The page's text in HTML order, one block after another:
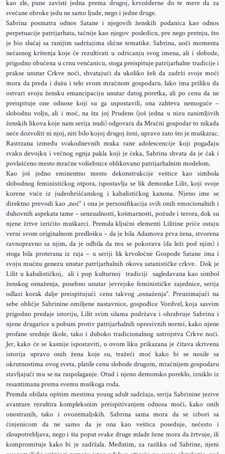
kao zle, pune zavisti jedna prema drugoj, krvožderne do te mere da za
svečane obroke jedu ne samo ljude, nego i jedne druge.
Sabrina posmatra odnos Satane i njegovih ženskih podanica kao odnos
perpetuacije patrijarhata, tačnije kao njegov posledicu, pre nego pretnju, što
je bio slučaj sa ranijim sadržajima slične tematike. Sabrina, uoči momenta
nečasnog krštenja koje će rezultirati u odricanju svog imena, ali i slobode,
prigodno obučena u crnu venčanicu, stoga preispituje patrijarhalne tradicije i
prakse unutar Crkve noći, shvatajući da ukoliko želi da zadrži svoje moći
mora da preda i dušu i telo svom mračnom gospodaru. Iako ima priliku da
ostvari svoju žensku emancipaciju unutar datog poretka, ali po cenu da ne
preispituje one odnose koji su ga uspostavili, ona zahteva nemoguće –
slobodnu volju, ali i moć, na šta joj Prudens (još jedna u nizu zanimljivih
ženskih likova koje nam serija nudi) odgovara da Mračni gospodar to nikada
neće dozvoliti ni njoj, niti bilo kojoj drugoj ženi, upravo zato što je muškarac.
Rastrzana između svakodnevnih muka rane adolescencije koji pogađaju
svaku devojku i večnog ognja pakla koji je čeka, Sabrina shvata da je čak i
povlašćeno mesto mračne volšebnice oblikovano patrijarhalnim modelom.
Kao još jedno eminentno mesto dekonstrukcije veštice kao simbola
slobodnog feminističkog otpora, ispostavlja se lik demonke Lilit, koji svoje
korene vuče iz judeohrišćanskog i kabalističkog kanona. Njeno ime se
direktno prevodi kao „noć“ i ona je personifikacija svih onih emocionalnih i
duhovnih aspekata tame – senzualnosti, košmarnosti, požude i terora, dok su
njene žrtve izričito muškarci. Premda ključni elementi Lilitine priče ostaju
verni svom originalnom predlošku – da je bila Adamova prva žena, stvorena
ravnopravno sa njim, da je odbila da mu se pokorava (da leži pod njim) i
stoga bila proterana iz raja – u seriji lik krvoločne Gospođe Satane ima i
svoju mučnu genezu unutar patrijarhalnih okova satanističke crkve. Dok je
Lilit u kabalističkoj, ali i pop kulturnoj tradiciji sagledavana kao simbol
ženskog osnaženja, posebno unutar jevrejske feminističke zajednice, serija
odlazi korak dalje preispitujući cenu takvog „osnaženja“. Preuzimajući na
sebe obličje Sabrinine omiljene nastavnice, gospođice Vordvel, koja sasvim
prigodno predaje istoriju, Lilit svim silama podržava i ohrabruje Sabrinu i
njene drugarice u pobuni protiv patrijarhalnih opresivnih normi, kako njene
profane srednje škole, tako i duboko tradicionalnog ustrojstva Crkve noći.
Jer, kako će se kasnije ispostaviti, u ovom liku prikazana je čitava skrivena
istorija upravo onih žena koje su, tražeći moć kako bi se nosile sa
okrutnostima ovog sveta, platile cenu slobode drugom, mračnijem gospodaru
stavljajući mu se na raspolaganje. Otud i njeno demonsko poreklo, izniklo iz
resantimana prema svemu muškoga roda.
Premda obilata opštim mestima young adult sadržaja, serija Sabrinine jezive
avanture rezultira kompleksnim preispitivanjem odnosa moći, kako onih
onostranih, tako i ovozemaljskih. Sabrina sama mora da se izbori sa
činjenicom da ne samo da je ona kao veštica poseduje, nečesto i
zloupotrebljava, nego i šta poput svake druge mlade žene mora da žrtvuje, ili
kompromituje kako bi je zadržala. Međutim, za razliku od Sabrine, njeni